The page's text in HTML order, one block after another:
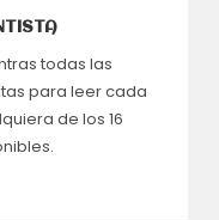
todas las
para leer cada
de los 16